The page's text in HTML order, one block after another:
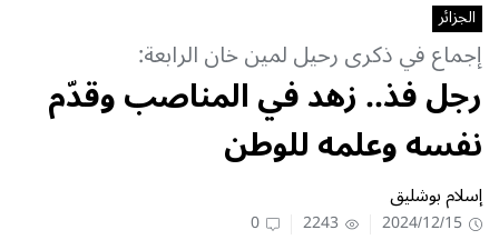
الجزائر
إجماع في ذكرى رحيل لمين خان الرابعة:
رجل فذ.. زهد في المناصب وقدّم
نفسه وعلمه للوطن
إسلام بوشليق
2024/12/15
2243
0